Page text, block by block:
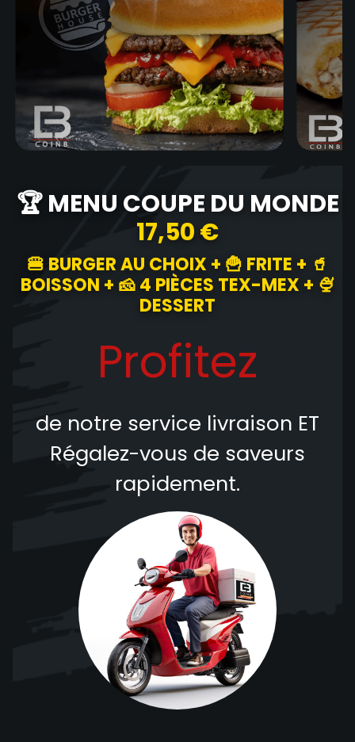
🏆 MENU COUPE DU MONDE
17,50 €
🍔 BURGER AU CHOIX + 🍟 FRITE + 🥤
BOISSON + 🧀 4 PIÈCES TEX-MEX + 🍨
DESSERT
Profitez
de notre service livraison ET
Régalez-vous de saveurs
rapidement.